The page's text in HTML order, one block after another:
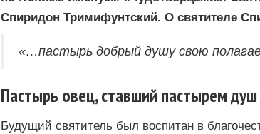
Спиридон Тримифунтский. О святителе
«…пастырь добрый душу свою
Пастырь овец, ставший пастырем душ
Будущий святитель был воспитан в